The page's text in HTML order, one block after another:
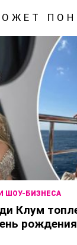
ШОУ-БИЗНЕСА
Клум